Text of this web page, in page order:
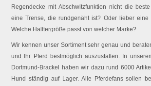
Regendecke mit Abschwitzfunktion nicht die
eine Trense, die rundgenäht ist? Oder lieber eine
Welche Halftergröße passt von welcher Marke?
Wir kennen unser Sortiment sehr genau und
und Ihr Pferd bestmöglich auszustatten. In
Dortmund-Brackel haben wir dazu rund 6000
Hund ständig auf Lager. Alle Pferdefans sollen